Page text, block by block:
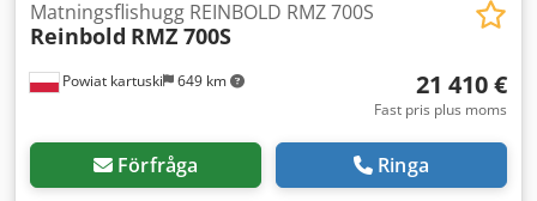
Powiat kartuski 649 km
Matningsflishugg REINBOLD RMZ 700S
Reinbold RMZ 700S
21 410 €
Fast pris plus moms
Förfråga Ringa